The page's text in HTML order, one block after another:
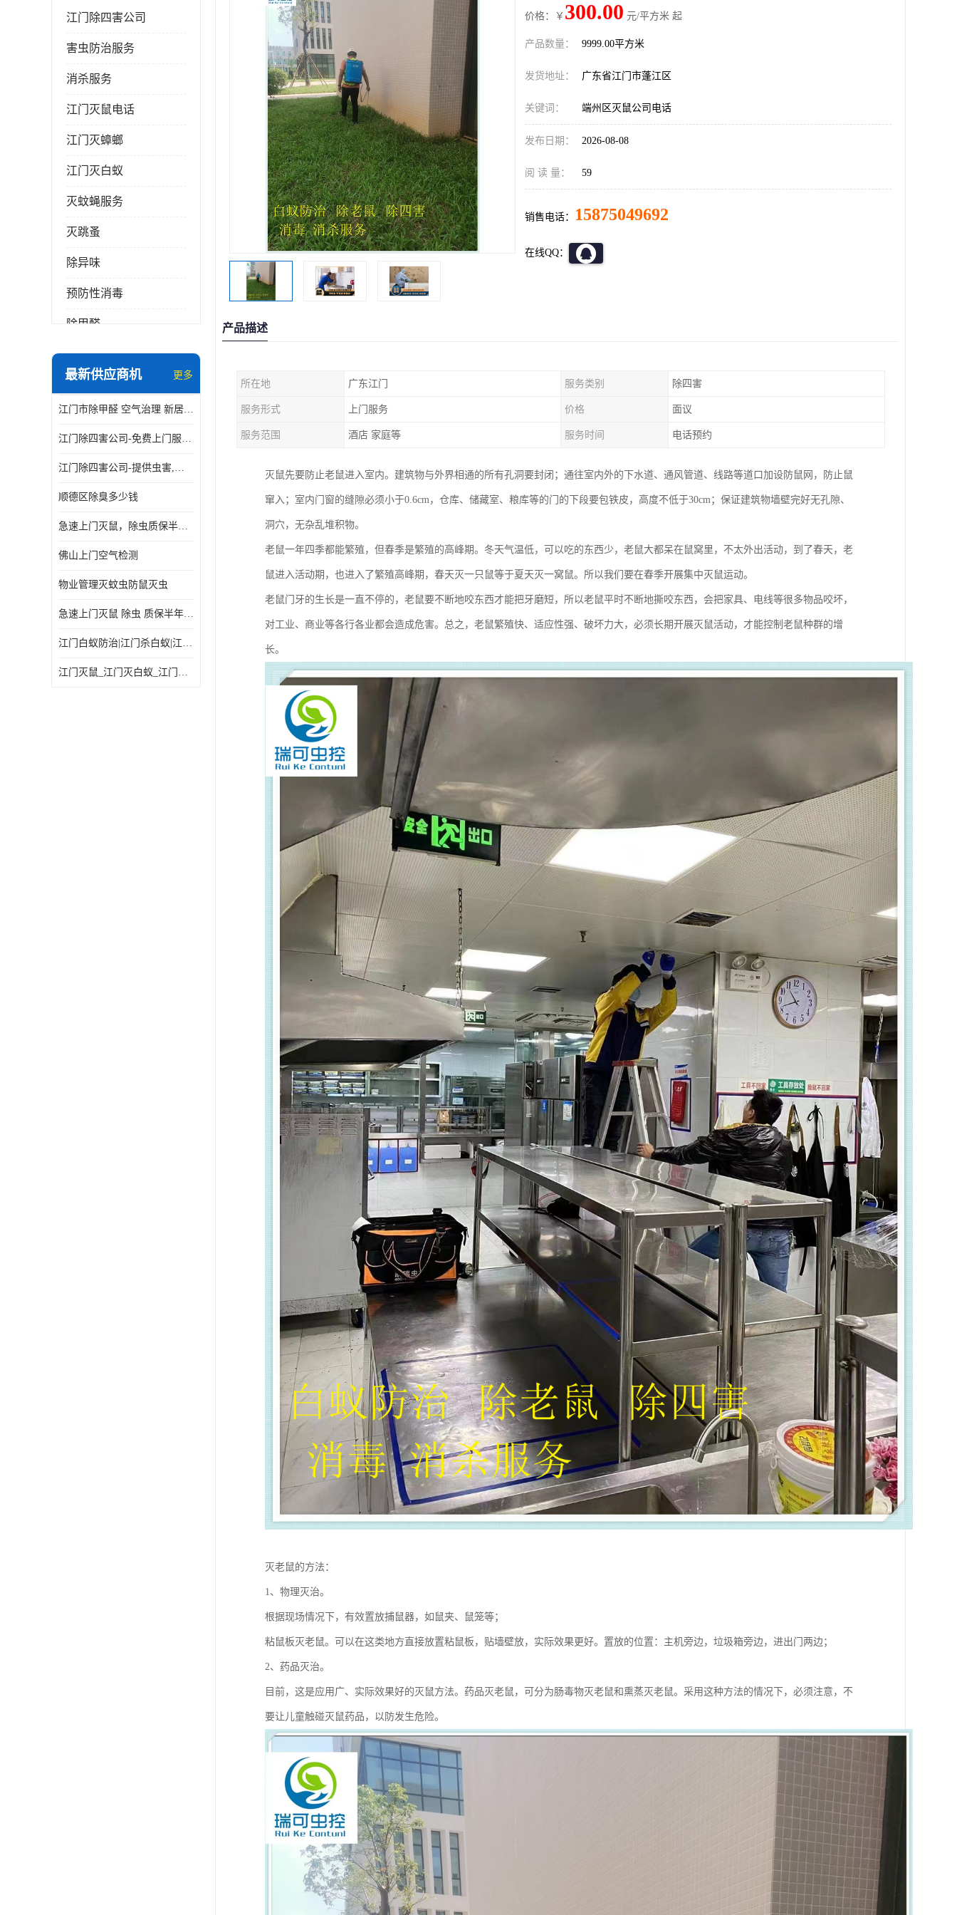
江门除四害公司
害虫防治服务
消杀服务
江门灭鼠电话
江门灭蟑螂
江门灭白蚁
灭蚊蝇服务
灭跳蚤
除异味
预防性消毒
除甲醛
最新供应商机 更多
江门市除甲醛 空气治理 新居除异味 除苯 装修后异味清除
江门除四害公司-免费上门服务-随叫随到
江门除四害公司-提供虫害,病毒等全面消杀服务
顺德区除臭多少钱
急速上门灭鼠，除虫质保半年，白蚁、跳蚤、臭虫、蟑螂、德国小镰
佛山上门空气检测
物业管理灭蚊虫防鼠灭虫
急速上门灭鼠 除虫 质保半年 白蚁 跳蚤 臭虫 蟑螂 德国小镰
江门白蚁防治|江门杀白蚁|江门杀虫灭鼠|江门灭白蚁|
江门灭鼠_江门灭白蚁_江门灭蟑螂
价格：￥ 300.00 元/平方米 起
产品数量： 9999.00平方米
发货地址： 广东省江门市蓬江区
关键词： 端州区灭鼠公司电话
发布日期： 2026-08-08
阅 读 量： 59
销售电话： 15875049692
在线QQ：
产品描述
所在地 广东江门 服务类别 除四害
服务形式 上门服务 价格 面议
服务范围 酒店 家庭等 服务时间 电话预约
灭鼠先要防止老鼠进入室内。建筑物与外界相通的所有孔洞要封闭；通往室内外的下水道、通风管道、线路等道口加设防鼠网，防止鼠
窜入；室内门窗的缝隙必须小于0.6cm，仓库、储藏室、粮库等的门的下段要包铁皮，高度不低于30cm；保证建筑物墙壁完好无孔隙、
洞穴，无杂乱堆积物。
老鼠一年四季都能繁殖，但春季是繁殖的高峰期。冬天气温低，可以吃的东西少，老鼠大都呆在鼠窝里，不太外出活动，到了春天，老
鼠进入活动期，也进入了繁殖高峰期，春天灭一只鼠等于夏天灭一窝鼠。所以我们要在春季开展集中灭鼠运动。
老鼠门牙的生长是一直不停的，老鼠要不断地咬东西才能把牙磨短，所以老鼠平时不断地撕咬东西，会把家具、电线等很多物品咬坏，
对工业、商业等各行各业都会造成危害。总之，老鼠繁殖快、适应性强、破坏力大，必须长期开展灭鼠活动，才能控制老鼠种群的增
长。
灭老鼠的方法：
1、物理灭治。
根据现场情况下，有效置放捕鼠器，如鼠夹、鼠笼等；
粘鼠板灭老鼠。可以在这类地方直接放置粘鼠板，贴墙壁放，实际效果更好。置放的位置：主机旁边，垃圾箱旁边，进出门两边；
2、药品灭治。
目前，这是应用广、实际效果好的灭鼠方法。药品灭老鼠，可分为肠毒物灭老鼠和熏蒸灭老鼠。采用这种方法的情况下，必须注意，不
要让儿童触碰灭鼠药品，以防发生危险。